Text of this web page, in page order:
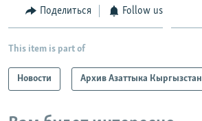
Поделиться Follow us
This item is part of
Новости Архив Азаттыка Кыргызстан